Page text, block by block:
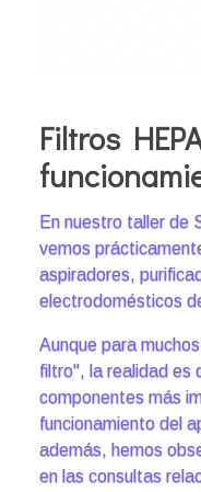
Filtros
En nuestro taller de
vemos
aspiradores,
electrodomésticos
Aunque para
filtro", la realidad es
componentes más
funcionamiento del
además, hemos
en las consultas